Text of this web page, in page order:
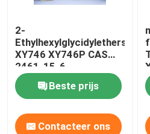
2-
Ethylhexylglycidylethers
XY746 XY746P CAS
2461-15-6
Beste prijs
Contacteer ons